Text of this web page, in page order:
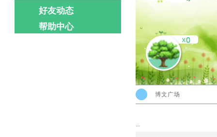
好友动态
帮助中心
博文广场
...